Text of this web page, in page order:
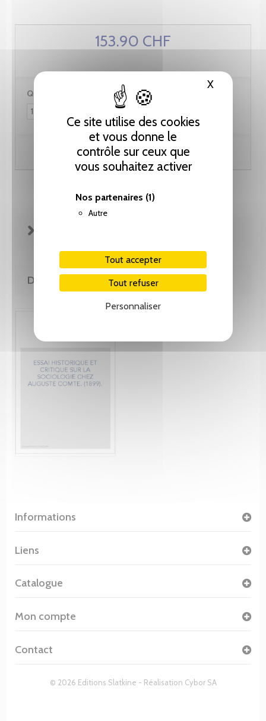
Ce site utilise des cookies
et vous donne le
contrôle sur ceux que
vous souhaitez activer
Nos partenaires (1)
Autre
Tout accepter
Tout refuser
Personnaliser
XMasquer
153.90 CHF
Quantité :
Ajouter au panier
DE MÊME AUTEUR(E)
Informations
© 2026 Editions Slatkine - Réalisation Cybor SA
Liens
Catalogue
Mon compte
Contact